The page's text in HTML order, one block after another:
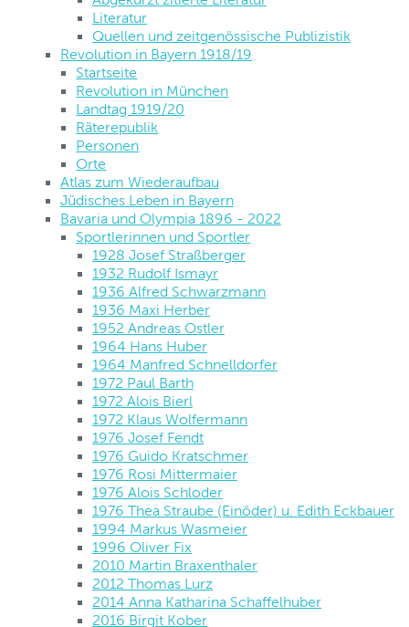
Literatur
Quellen und zeitgenössische Publizistik
Revolution in Bayern 1918/19
Startseite
Revolution in München
Landtag 1919/20
Räterepublik
Personen
Orte
Atlas zum Wiederaufbau
Jüdisches Leben in Bayern
Bavaria und Olympia 1896 - 2022
Sportlerinnen und Sportler
1928 Josef Straßberger
1932 Rudolf Ismayr
1936 Alfred Schwarzmann
1936 Maxi Herber
1952 Andreas Ostler
1964 Hans Huber
1964 Manfred Schnelldorfer
1972 Paul Barth
1972 Alois Bierl
1972 Klaus Wolfermann
1976 Josef Fendt
1976 Guido Kratschmer
1976 Rosi Mittermaier
1976 Alois Schloder
1976 Thea Straube (Einöder) u. Edith Eckbauer
1994 Markus Wasmeier
1996 Oliver Fix
2010 Martin Braxenthaler
2012 Thomas Lurz
2014 Anna Katharina Schaffelhuber
2016 Birgit Kober